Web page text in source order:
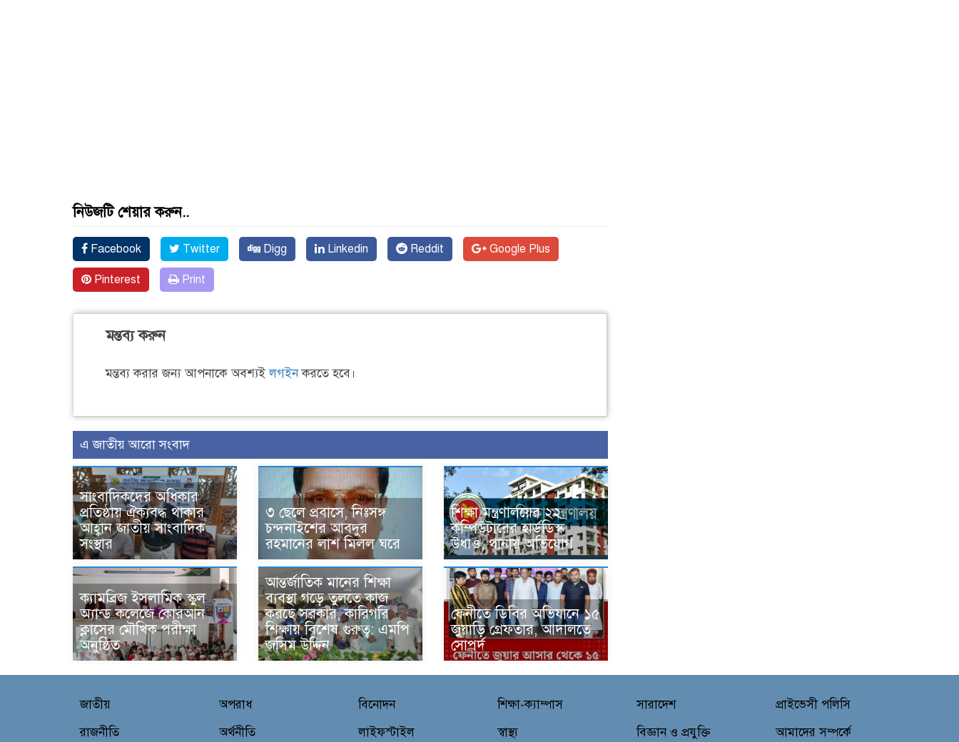
নিউজটি শেয়ার করুন..
Facebook Twitter Digg Linkedin Reddit Google Plus
Pinterest Print
মন্তব্য করুন
মন্তব্য করার জন্য আপনাকে অবশ্যইলগইনকরতে হবে।
এ জাতীয় আরো সংবাদ
সাংবাদিকদের অধিকার
প্রতিষ্ঠায় ঐক্যবদ্ধ থাকার
আহ্বান জাতীয় সাংবাদিক
সংস্থার
৩ ছেলে প্রবাসে, নিঃসঙ্গ
চন্দনাইশের আবদুর
রহমানের লাশ মিলল ঘরে
শিক্ষা মন্ত্রণালয়ের ২২
কম্পিউটারের হার্ডডিস্ক
উধাও, থানায় অভিযোগ
ক্যামব্রিজ ইসলামিক স্কুল
অ্যান্ড কলেজে কোরআন
ক্লাসের মৌখিক পরীক্ষা
অনুষ্ঠিত
আন্তর্জাতিক মানের শিক্ষা
ব্যবস্থা গড়ে তুলতে কাজ
করছে সরকার, কারিগরি
শিক্ষায় বিশেষ গুরুত্ব: এমপি
জসিম উদ্দিন
ফেনীতে ডিবির অভিযানে ১৫
জুয়াড়ি গ্রেফতার, আদালতে
সোপর্দ
জাতীয়
রাজনীতি
অপরাধ
অর্থনীতি
বিনোদন
লাইফস্টাইল
শিক্ষা-ক্যাম্পাস
স্বাস্থ্য
সারাদেশ
বিজ্ঞান ও প্রযুক্তি
প্রাইভেসী পলিসি
আমাদের সম্পর্কে